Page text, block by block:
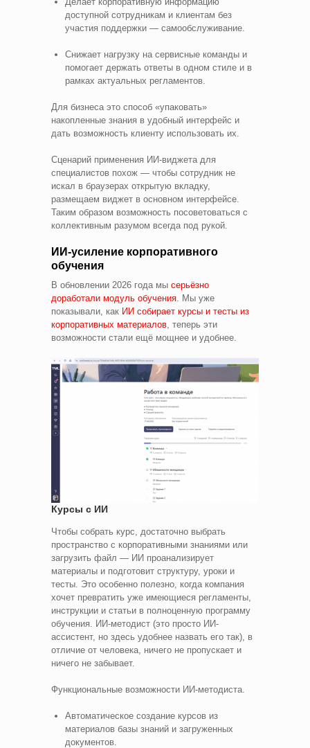
доступной сотрудникам и клиентам без
участия поддержки — самообслуживание.
Снижает нагрузку на сервисные команды и
помогает держать ответы в одном стиле и в
рамках актуальных регламентов.
Для бизнеса это способ «упаковать»
накопленные знания в удобный интерфейс и
дать возможность клиенту использовать их.
Сценарий применения ИИ-виджета для
специалистов похож — чтобы сотрудник не
искал в браузерах открытую вкладку,
размещаем виджет в основном интерфейсе.
Таким образом возможность посоветоваться с
коллективным разумом всегда под рукой.
ИИ‑усиление корпоративного
обучения
В обновлении 2026 года мы серьёзно
доработали модуль обучения . Мы уже
показывали, как ИИ собирает курсы и тесты из
корпоративных материалов , теперь эти
возможности стали ещё мощнее и удобнее.
Курсы с ИИ
Чтобы собрать курс, достаточно выбрать
пространство с корпоративными знаниями или
загрузить файл — ИИ проанализирует
материалы и подготовит структуру, уроки и
тесты. Это особенно полезно, когда компания
хочет превратить уже имеющиеся регламенты,
инструкции и статьи в полноценную программу
обучения. ИИ-методист (это просто ИИ-
ассистент, но здесь удобнее назвать его так), в
отличие от человека, ничего не пропускает и
ничего не забывает.
Функциональные возможности ИИ-методиста.
Автоматическое создание курсов из
материалов базы знаний и загруженных
документов.